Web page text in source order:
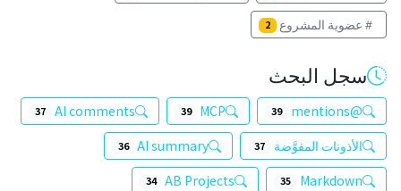
عضوية المشروع 2
سجل البحث
@mentions
39
MCP
39
AI comments
37
الأذونات المفوَّضة 37
AI summary
36
Markdown
35
AB Projects
34